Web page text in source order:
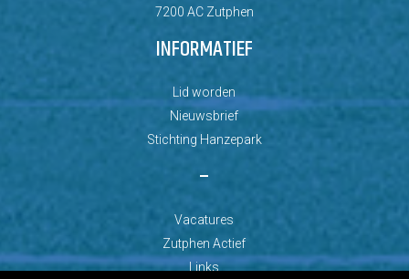
7200 AC Zutphen
INFORMATIEF
Lid worden
Nieuwsbrief
Stichting Hanzepark
–
Vacatures
Zutphen Actief
Links